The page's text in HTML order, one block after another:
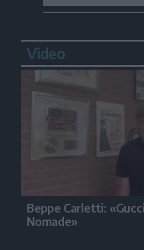
Video
Beppe Carletti:
Nomade»